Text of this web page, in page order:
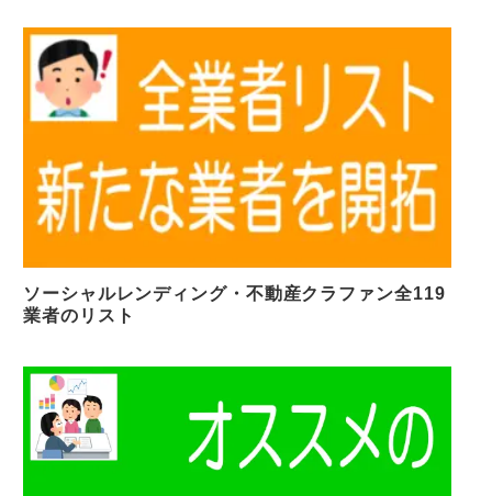
ソーシャルレンディング・不動産クラファン全119
業者のリスト